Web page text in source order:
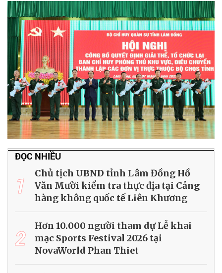
ĐỌC NHIỀU
1
Chủ tịch UBND tỉnh Lâm Đồng Hồ
Văn Mười kiểm tra thực địa tại Cảng
hàng không quốc tế Liên Khương
2
Hơn 10.000 người tham dự Lễ khai
mạc Sports Festival 2026 tại
NovaWorld Phan Thiet